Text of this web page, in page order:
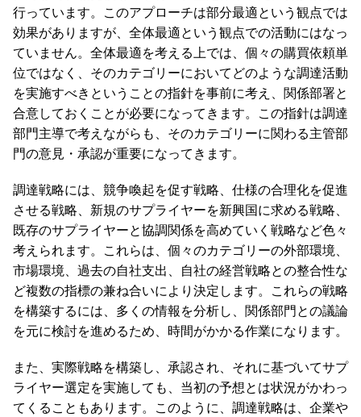
行っています。このアプローチは部分最適という観点では
効果がありますが、全体最適という観点での活動にはなっ
ていません。全体最適を考える上では、個々の購買依頼単
位ではなく、そのカテゴリーにおいてどのような調達活動
を実施すべきということの指針を事前に考え、関係部署と
合意しておくことが必要になってきます。この指針は調達
部門主導で考えながらも、そのカテゴリーに関わる主管部
門の意見・承認が重要になってきます。
調達戦略には、競争喚起を促す戦略、仕様の合理化を促進
させる戦略、新規のサプライヤーを新興国に求める戦略、
既存のサプライヤーと協調関係を高めていく戦略など色々
考えられます。これらは、個々のカテゴリーの外部環境、
市場環境、過去の自社支出、自社の経営戦略との整合性な
ど複数の指標の兼ね合いにより決定します。これらの戦略
を構築するには、多くの情報を分析し、関係部門との議論
を元に検討を進めるため、時間がかかる作業になります。
また、実際戦略を構築し、承認され、それに基づいてサプ
ライヤー選定を実施しても、当初の予想とは状況がかわっ
てくることもあります。このように、調達戦略は、企業や